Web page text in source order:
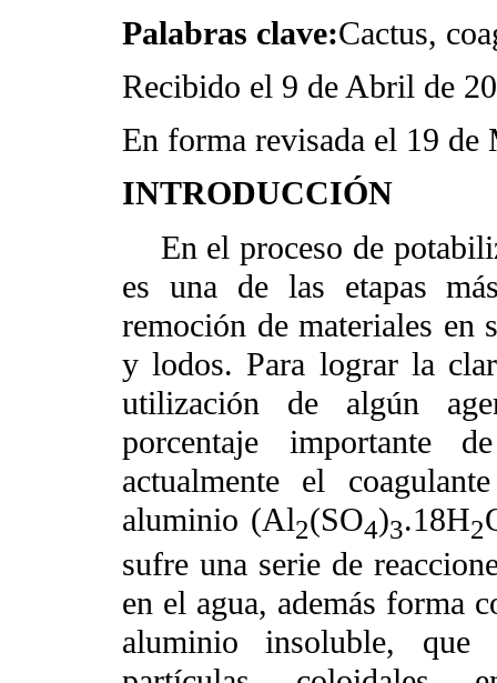
Palabras clave:Cactus,
Recibido el 9 de Abril de
En forma revisada el 19 de
INTRODUCCIÓN
En el proceso de
es una de las etapas
remoción de materiales en
y lodos. Para lograr la
utilización de algún
porcentaje importante
actualmente el
aluminio (Al2(SO4)3.18H2
sufre una serie de
en el agua, además forma
aluminio insoluble, que